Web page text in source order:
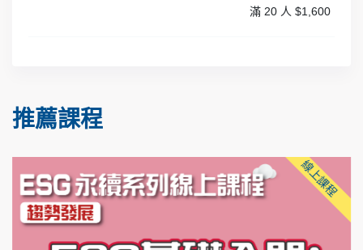
滿 20 人 $1,600
推薦課程
線上課程